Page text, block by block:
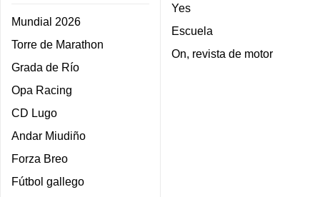
Mundial 2026
Torre de Marathon
Grada de Río
Opa Racing
CD Lugo
Andar Miudiño
Forza Breo
Fútbol gallego
Yes
Escuela
On, revista de motor